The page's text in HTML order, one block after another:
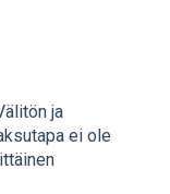
ja
ei ole